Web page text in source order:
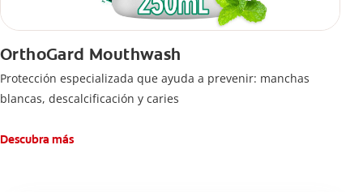
OrthoGard Mouthwash
Protección especializada que ayuda a prevenir: manchas
blancas, descalcificación y caries
Descubra más